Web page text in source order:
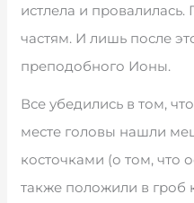
истлела и
частям. И лишь после
преподобного Ионы.
Все убедились в том,
месте головы нашли
косточками (о том, что
также положили в гроб